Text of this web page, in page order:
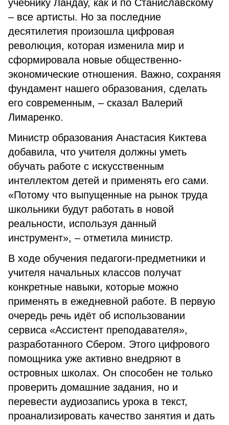
учебнику Ландау, как и по Станиславскому
– все артисты. Но за последние
десятилетия произошла цифровая
революция, которая изменила мир и
сформировала новые общественно-
экономические отношения. Важно, сохраняя
фундамент нашего образования, сделать
его современным, – сказал Валерий
Лимаренко.
Министр образования Анастасия Киктева
добавила, что учителя должны уметь
обучать работе с искусственным
интеллектом детей и применять его сами.
«Потому что выпущенные на рынок труда
школьники будут работать в новой
реальности, используя данный
инструмент», – отметила министр.
В ходе обучения педагоги-предметники и
учителя начальных классов получат
конкретные навыки, которые можно
применять в ежедневной работе. В первую
очередь речь идёт об использовании
сервиса «Ассистент преподавателя»,
разработанного Сбером. Этого цифрового
помощника уже активно внедряют в
островных школах. Он способен не только
проверить домашние задания, но и
перевести аудиозапись урока в текст,
проанализировать качество занятия и дать